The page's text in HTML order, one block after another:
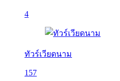
4
ทัวร์เวียดนาม
157